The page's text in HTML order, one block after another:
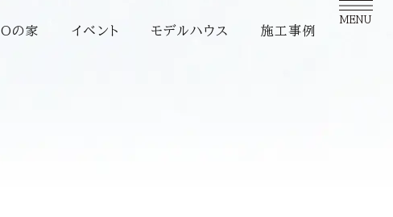
の家 イベント モデルハウス 施工事例
MENU